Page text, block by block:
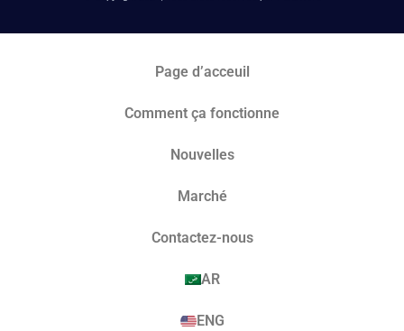
Page d’acceuil
Comment ça fonctionne
Nouvelles
Marché​
Contactez-nous
AR
ENG